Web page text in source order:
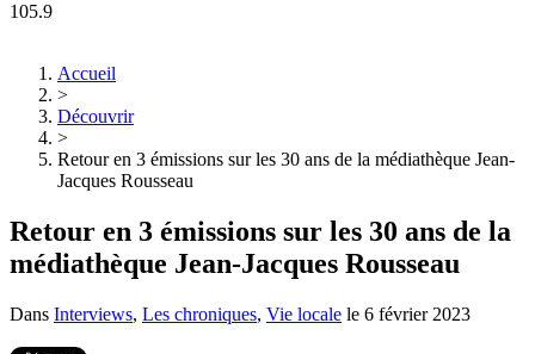
105.9
Accueil
>
Découvrir
>
Retour en 3 émissions sur les 30 ans de la médiathèque Jean-
Jacques Rousseau
Retour en 3 émissions sur les 30 ans de la
médiathèque Jean-Jacques Rousseau
Dans Interviews, Les chroniques, Vie locale le 6 février 2023